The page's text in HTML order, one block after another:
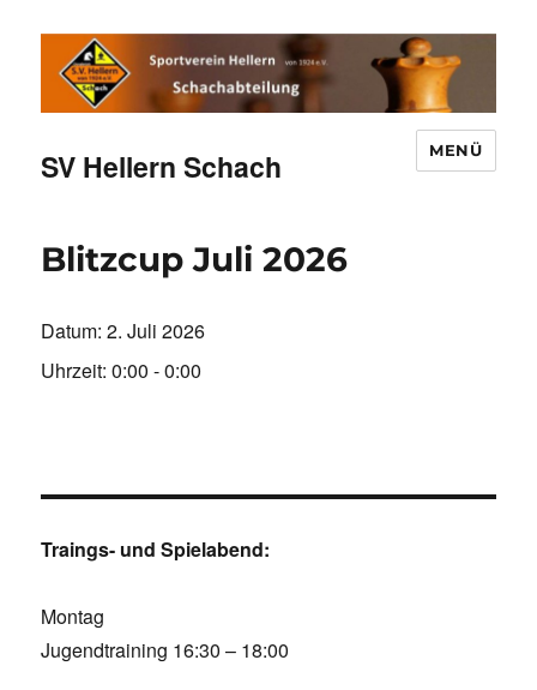
SV Hellern Schach MENÜ
Blitzcup Juli 2026
Datum:2. Juli 2026
Uhrzeit:0:00 - 0:00
Traings- und Spielabend:
Montag
Jugendtraining 16:30 – 18:00